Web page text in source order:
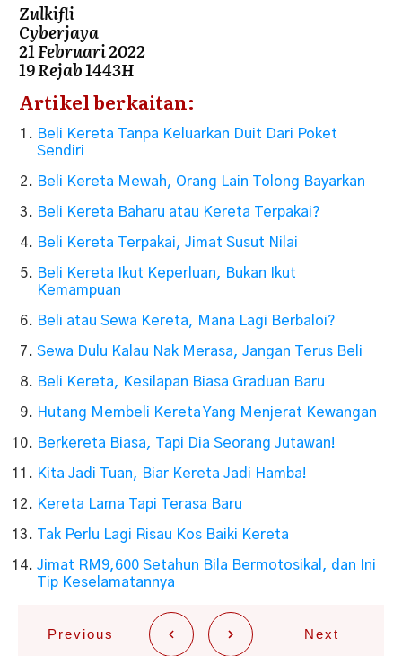
Zulkifli
Cyberjaya
21 Februari 2022
19 Rejab 1443H
Artikel berkaitan:
Beli Kereta Tanpa Keluarkan Duit Dari Poket
Sendiri
Beli Kereta Mewah, Orang Lain Tolong Bayarkan
Beli Kereta Baharu atau Kereta Terpakai?
Beli Kereta Terpakai, Jimat Susut Nilai
Beli Kereta Ikut Keperluan, Bukan Ikut
Kemampuan
Beli atau Sewa Kereta, Mana Lagi Berbaloi?
Sewa Dulu Kalau Nak Merasa, Jangan Terus Beli
Beli Kereta, Kesilapan Biasa Graduan Baru
Hutang Membeli Kereta Yang Menjerat Kewangan
Berkereta Biasa, Tapi Dia Seorang Jutawan!
Kita Jadi Tuan, Biar Kereta Jadi Hamba!
Kereta Lama Tapi Terasa Baru
Tak Perlu Lagi Risau Kos Baiki Kereta
Jimat RM9,600 Setahun Bila Bermotosikal, dan Ini
Tip Keselamatannya
Previous Next